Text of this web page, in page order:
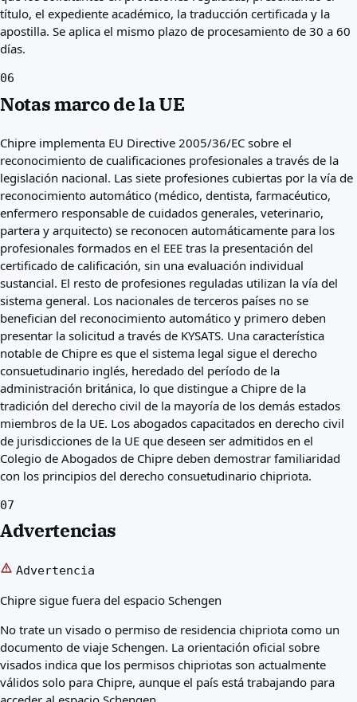
título, el expediente académico, la traducción certificada y la
apostilla. Se aplica el mismo plazo de procesamiento de 30 a 60
días.
06
Notas marco de la UE
Chipre implementa EU Directive 2005/36/EC sobre el
reconocimiento de cualificaciones profesionales a través de la
legislación nacional. Las siete profesiones cubiertas por la vía de
reconocimiento automático (médico, dentista, farmacéutico,
enfermero responsable de cuidados generales, veterinario,
partera y arquitecto) se reconocen automáticamente para los
profesionales formados en el EEE tras la presentación del
certificado de calificación, sin una evaluación individual
sustancial. El resto de profesiones reguladas utilizan la vía del
sistema general. Los nacionales de terceros países no se
benefician del reconocimiento automático y primero deben
presentar la solicitud a través de KYSATS. Una característica
notable de Chipre es que el sistema legal sigue el derecho
consuetudinario inglés, heredado del período de la
administración británica, lo que distingue a Chipre de la
tradición del derecho civil de la mayoría de los demás estados
miembros de la UE. Los abogados capacitados en derecho civil
de jurisdicciones de la UE que deseen ser admitidos en el
Colegio de Abogados de Chipre deben demostrar familiaridad
con los principios del derecho consuetudinario chipriota.
07
Advertencias
Advertencia
Chipre sigue fuera del espacio Schengen
No trate un visado o permiso de residencia chipriota como un
documento de viaje Schengen. La orientación oficial sobre
visados indica que los permisos chipriotas son actualmente
válidos solo para Chipre, aunque el país está trabajando para